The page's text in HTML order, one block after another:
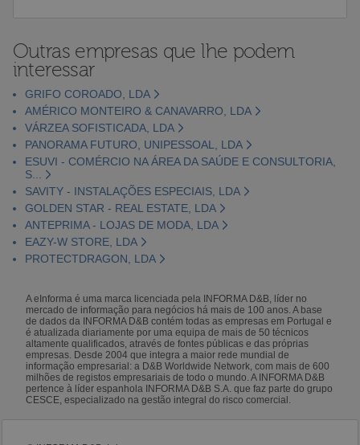
Outras empresas que lhe podem
interessar
GRIFO COROADO, LDA
AMÉRICO MONTEIRO & CANAVARRO, LDA
VÁRZEA SOFISTICADA, LDA
PANORAMA FUTURO, UNIPESSOAL, LDA
ESUVI - COMÉRCIO NA ÁREA DA SAÚDE E CONSULTORIA,
S...
SAVITY - INSTALAÇÕES ESPECIAIS, LDA
GOLDEN STAR - REAL ESTATE, LDA
ANTEPRIMA - LOJAS DE MODA, LDA
EAZY-W STORE, LDA
PROTECTDRAGON, LDA
A eInforma é uma marca licenciada pela INFORMA D&B, líder no
mercado de informação para negócios há mais de 100 anos. A base
de dados da INFORMA D&B contém todas as empresas em Portugal e
é atualizada diariamente por uma equipa de mais de 50 técnicos
altamente qualificados, através de fontes públicas e das próprias
empresas. Desde 2004 que integra a maior rede mundial de
informação empresarial: a D&B Worldwide Network, com mais de 600
milhões de registos empresariais de todo o mundo. A INFORMA D&B
pertence à líder espanhola INFORMA D&B S.A. que faz parte do grupo
CESCE, especializado na gestão integral do risco comercial.